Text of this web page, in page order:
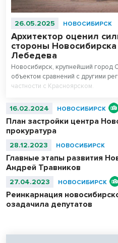
26.05.2025 НОВОСИБИРСК
Архитектор оценил
стороны
Лебедева
Новосибирск, крупнейший город
объектом сравнений с другими
частности с Красноярском.
16.02.2024 НОВОСИБИРСК
План застройки центра
прокуратура
28.12.2023 НОВОСИБИРСК
Главные этапы развития
Андрей Травников
27.04.2023 НОВОСИБИРСК
Реинкарнация
озадачила депутатов